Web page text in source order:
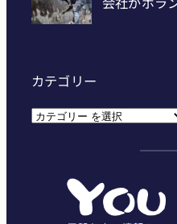
カテゴリー
カ